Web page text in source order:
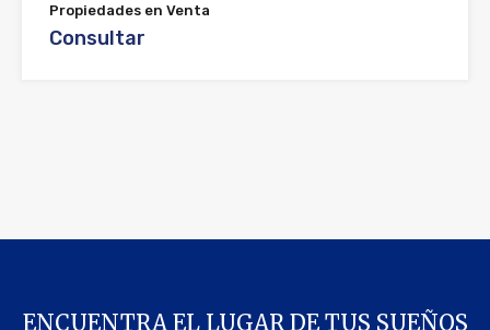
Propiedades en Venta
Consultar
ENCUENTRA EL LUGAR DE TUS SUEÑOS